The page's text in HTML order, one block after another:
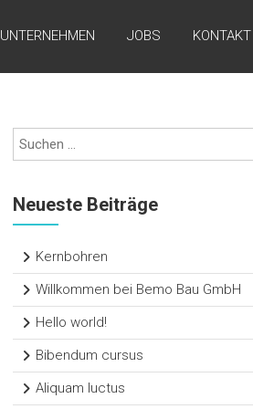
UNTERNEHMEN JOBS KONTAKT
Neueste Beiträge
Kernbohren
Willkommen bei Bemo Bau GmbH
Hello world!
Bibendum cursus
Aliquam luctus